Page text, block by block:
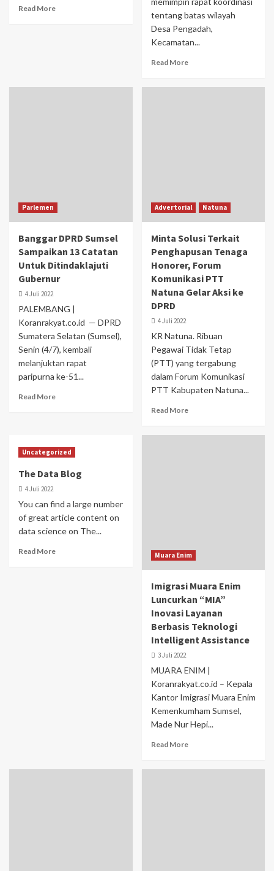
Read More
tentang batas wilayah
Desa Pengadah,
Kecamatan...
Read More
Parlemen
Banggar DPRD Sumsel
Sampaikan 13 Catatan
Untuk Ditindaklajuti
Gubernur
4 Juli 2022
PALEMBANG |
Koranrakyat.co.id — DPRD
Sumatera Selatan (Sumsel),
Senin (4/7), kembali
melanjuktan rapat
paripurna ke-51...
Read More
Advertorial Natuna
Minta Solusi Terkait
Penghapusan Tenaga
Honorer, Forum
Komunikasi PTT
Natuna Gelar Aksi ke
DPRD
4 Juli 2022
KR Natuna. Ribuan
Pegawai Tidak Tetap
(PTT) yang tergabung
dalam Forum Komunikasi
PTT Kabupaten Natuna...
Read More
Uncategorized
The Data Blog
4 Juli 2022
You can find a large number
of great article content on
data science on The...
Read More Muara Enim
Imigrasi Muara Enim
Luncurkan “MIA”
Inovasi Layanan
Berbasis Teknologi
Intelligent Assistance
3 Juli 2022
MUARA ENIM |
Koranrakyat.co.id – Kepala
Kantor Imigrasi Muara Enim
Kemenkumham Sumsel,
Made Nur Hepi...
Read More